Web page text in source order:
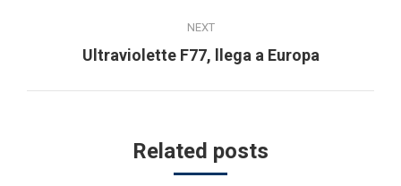
NEXT
Next
Ultraviolette F77, llega a Europa
Related posts